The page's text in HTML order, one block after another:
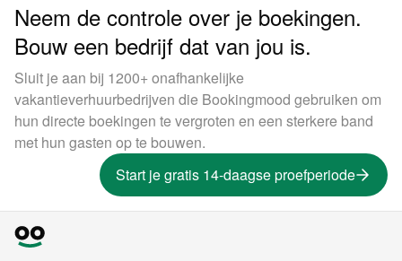
Neem de controle over je boekingen.
Bouw een bedrijf dat van jou is.
Sluit je aan bij 1200+ onafhankelijke
vakantieverhuurbedrijven die Bookingmood gebruiken om
hun directe boekingen te vergroten en een sterkere band
met hun gasten op te bouwen.
Start je gratis 14-daagse proefperiode